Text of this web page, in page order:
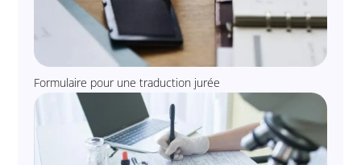
Formulaire pour une traduction jurée